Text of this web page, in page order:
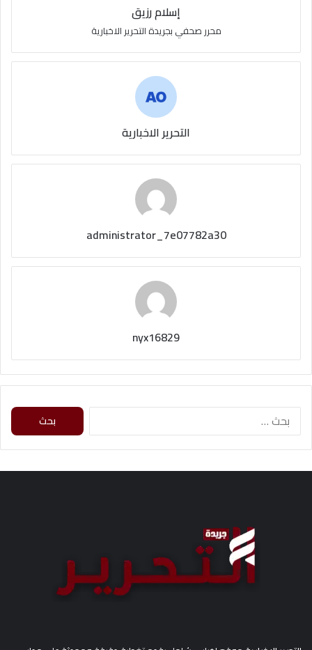
إسلام رزيق
محرر صحفي بجريدة التحرير الاخبارية
التحرير الاخبارية
administrator_7e07782a30
nyx16829
ث